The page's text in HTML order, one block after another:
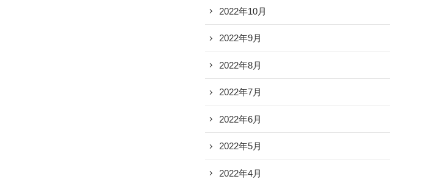
2022年10月
2022年9月
2022年8月
2022年7月
2022年6月
2022年5月
2022年4月